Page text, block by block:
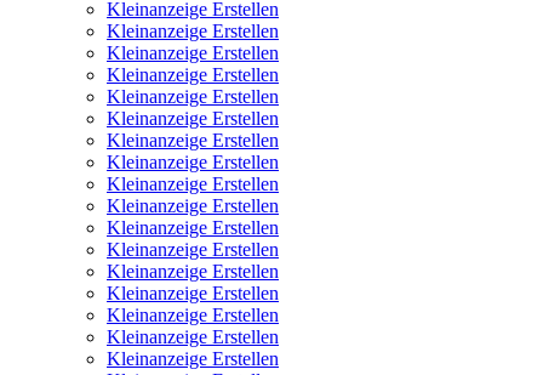
Kleinanzeige Erstellen
Kleinanzeige Erstellen
Kleinanzeige Erstellen
Kleinanzeige Erstellen
Kleinanzeige Erstellen
Kleinanzeige Erstellen
Kleinanzeige Erstellen
Kleinanzeige Erstellen
Kleinanzeige Erstellen
Kleinanzeige Erstellen
Kleinanzeige Erstellen
Kleinanzeige Erstellen
Kleinanzeige Erstellen
Kleinanzeige Erstellen
Kleinanzeige Erstellen
Kleinanzeige Erstellen
Kleinanzeige Erstellen